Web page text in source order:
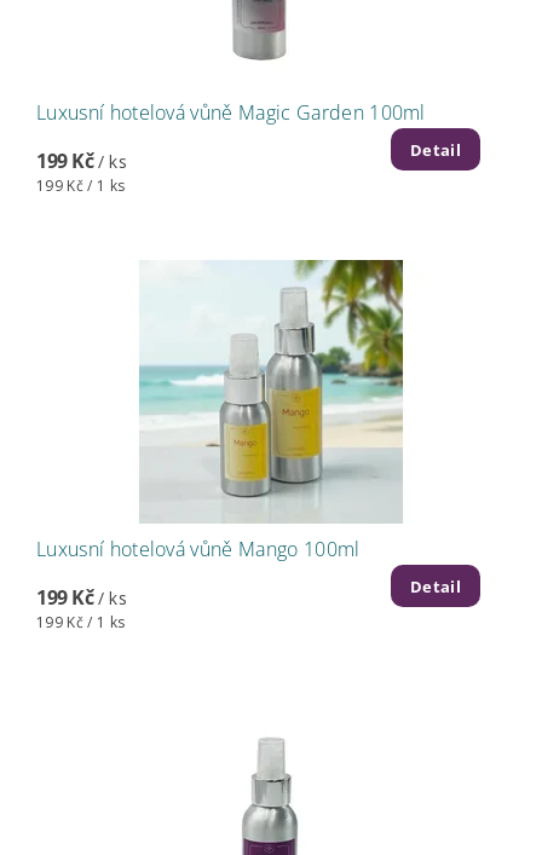
Luxusní hotelová vůně Magic Garden 100ml
199 Kč/ ks
199 Kč / 1 ks
Detail
Luxusní hotelová vůně Mango 100ml
199 Kč/ ks
199 Kč / 1 ks
Detail